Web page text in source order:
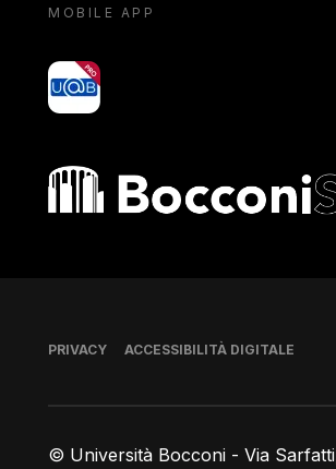
MOBILE APP
yoU@B
Bocconi shop
© Università Bocconi - Via
Piè di pagina
PRIVACY ACCESSIBILITÀ DIGITALE